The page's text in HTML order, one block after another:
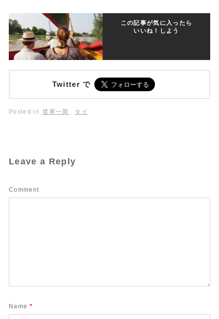
この記事が気に入ったら
いいね！しよう
Twitter で
Posted in 世界一周 , タイ
Leave a Reply
Comment
Name *